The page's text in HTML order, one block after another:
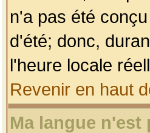
n'a pas été
d'été; donc,
l'heure locale
Revenir en haut
Ma langue n'est